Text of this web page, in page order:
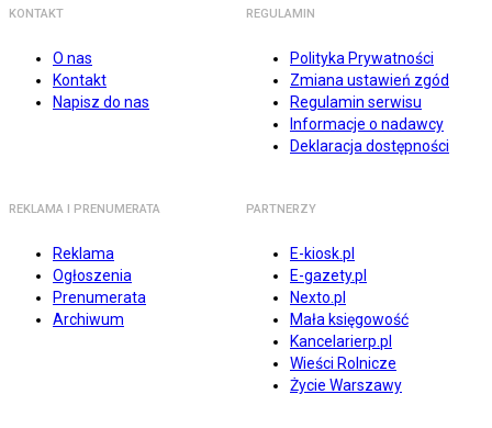
KONTAKT
O nas
Kontakt
Napisz do nas
REGULAMIN
Polityka Prywatności
Zmiana ustawień zgód
Regulamin serwisu
Informacje o nadawcy
Deklaracja dostępności
REKLAMA I PRENUMERATA
Reklama
Ogłoszenia
Prenumerata
Archiwum
PARTNERZY
E-kiosk.pl
E-gazety.pl
Nexto.pl
Mała księgowość
Kancelarierp.pl
Wieści Rolnicze
Życie Warszawy